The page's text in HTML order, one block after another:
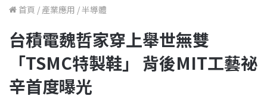
首頁 / 產業應用 /半導體
台積電魏哲家穿上舉世無雙
「TSMC特製鞋」 背後MIT工藝祕
辛首度曝光